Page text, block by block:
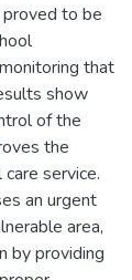
to be
that
show
of the
the
service.
an urgent
area,
by providing